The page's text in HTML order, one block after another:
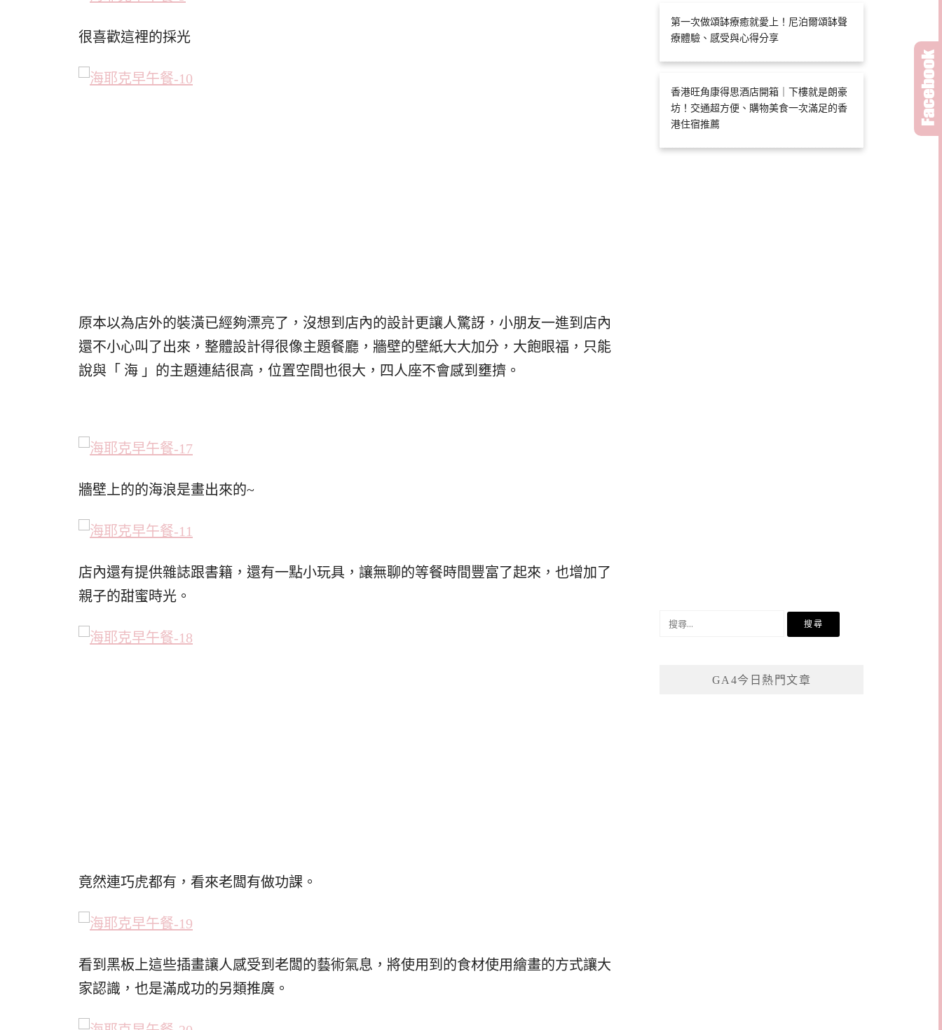
很喜歡這裡的採光
原本以為店外的裝潢已經夠漂亮了，沒想到店內的設計更讓人驚訝，小朋友一進到店內
還不小心叫了出來，整體設計得很像主題餐廳，牆壁的壁紙大大加分，大飽眼福，只能
說與「 海 」的主題連結很高，位置空間也很大，四人座不會感到壅擠。
牆壁上的的海浪是畫出來的~
店內還有提供雜誌跟書籍，還有一點小玩具，讓無聊的等餐時間豐富了起來，也增加了
親子的甜蜜時光。
竟然連巧虎都有，看來老闆有做功課。
看到黑板上這些插畫讓人感受到老闆的藝術氣息，將使用到的食材使用繪畫的方式讓大
家認識，也是滿成功的另類推廣。
第一次做頌缽療癒就愛上！尼泊爾頌缽聲
療體驗、感受與心得分享
香港旺角康得思酒店開箱｜下樓就是朗豪
坊！交通超方便、購物美食一次滿足的香
港住宿推薦
GA4今日熱門文章